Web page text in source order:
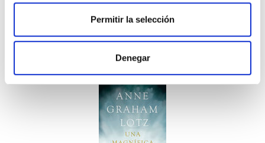
Permitir la selección
Denegar
12,34€
Sin stock